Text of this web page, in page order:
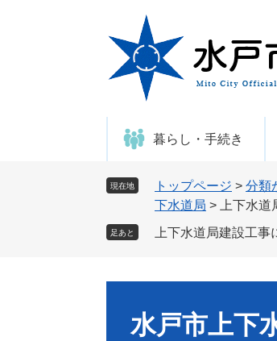
暮らし・手続き
現在地 トップページ > 分類
下水道局 > 上下水
足あと 上下水道局建設工
水戸市上下